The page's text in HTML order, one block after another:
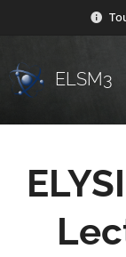
ELSM3